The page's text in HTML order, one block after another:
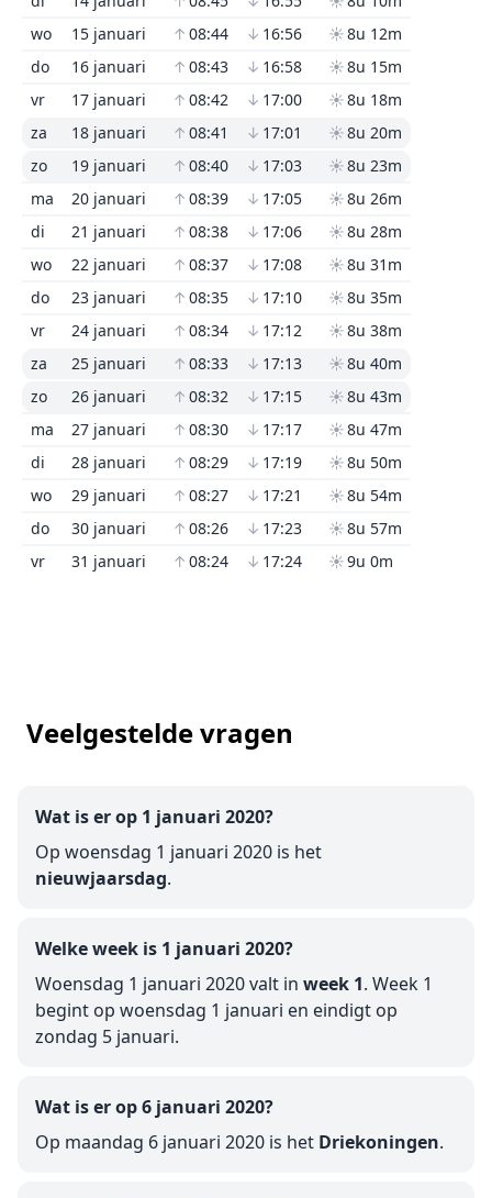
wo
15 januari ↑ 08:44 ↓ 16:56 ☀8u 12m
do
16 januari ↑ 08:43 ↓ 16:58 ☀8u 15m
vr
17 januari ↑ 08:42 ↓ 17:00 ☀8u 18m
za
18 januari ↑ 08:41 ↓ 17:01 ☀8u 20m
zo
19 januari ↑ 08:40 ↓ 17:03 ☀8u 23m
ma
20 januari ↑ 08:39 ↓ 17:05 ☀8u 26m
di
21 januari ↑ 08:38 ↓ 17:06 ☀8u 28m
wo
22 januari ↑ 08:37 ↓ 17:08 ☀8u 31m
do
23 januari ↑ 08:35 ↓ 17:10 ☀8u 35m
vr
24 januari ↑ 08:34 ↓ 17:12 ☀8u 38m
za
25 januari ↑ 08:33 ↓ 17:13 ☀8u 40m
zo
26 januari ↑ 08:32 ↓ 17:15 ☀8u 43m
ma
27 januari ↑ 08:30 ↓ 17:17 ☀8u 47m
di
28 januari ↑ 08:29 ↓ 17:19 ☀8u 50m
wo
29 januari ↑ 08:27 ↓ 17:21 ☀8u 54m
do
30 januari ↑ 08:26 ↓ 17:23 ☀8u 57m
vr
31 januari ↑ 08:24 ↓ 17:24 ☀9u 0m
Veelgestelde vragen
Wat is er op 1 januari 2020?
Op woensdag 1 januari 2020 is het
nieuwjaarsdag.
Welke week is 1 januari 2020?
Woensdag 1 januari 2020 valt in week 1. Week 1
begint op woensdag 1 januari en eindigt op
zondag 5 januari.
Wat is er op 6 januari 2020?
Op maandag 6 januari 2020 is het Driekoningen.